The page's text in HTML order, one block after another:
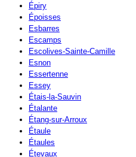
Épiry
Époisses
Esbarres
Escamps
Escolives-Sainte-Camille
Esnon
Essertenne
Essey
Étais-la-Sauvin
Étalante
Étang-sur-Arroux
Étaule
Étaules
Étevaux